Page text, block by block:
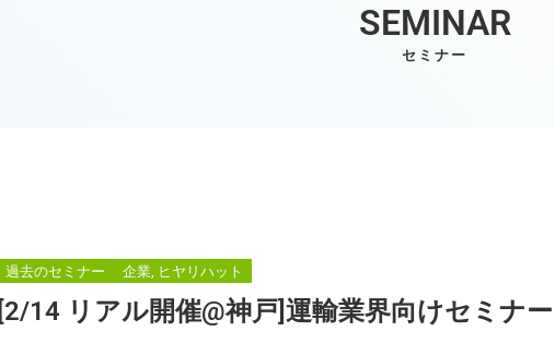
SEMINAR
セミナー
過去のセミナー 企業, ヒヤリハット
[2/14 リアル開催@神戸]運輸業界向けセミナー